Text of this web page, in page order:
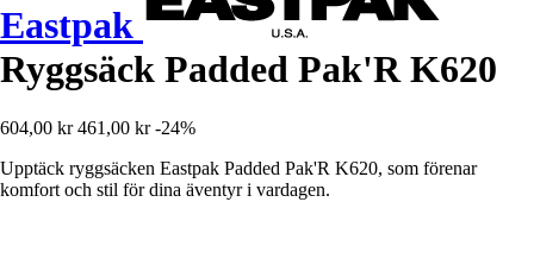
Eastpak
Ryggsäck Padded Pak'R K620
604,00 kr 461,00 kr -24%
Upptäck ryggsäcken Eastpak Padded Pak'R K620, som förenar
komfort och stil för dina äventyr i vardagen.